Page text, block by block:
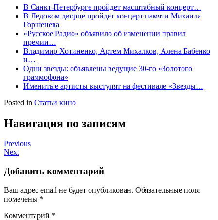
В Санкт-Петербурге пройдет масштабный концерт…
В Ледовом дворце пройдет концерт памяти Михаила
Горшенева
«Русское Радио» объявило об изменении правил
премии…
Владимир Хотиненко, Артем Михалков, Алена Бабенко
и…
Одни звезды: объявлены ведущие 30-го «Золотого
граммофона»
Именитые артисты выступят на фестивале «Звезды…
Posted in Статьи кино
Навигация по записям
Previous
Next
Добавить комментарий
Ваш адрес email не будет опубликован. Обязательные поля
помечены *
Комментарий *